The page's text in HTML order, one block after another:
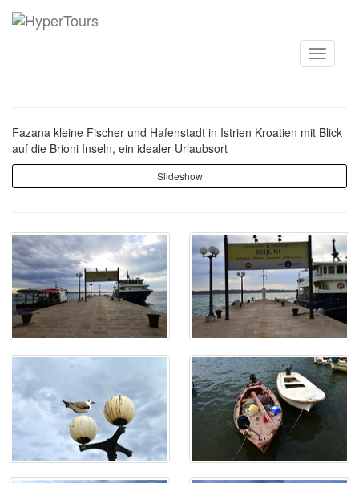
Toggle
Fazana kleine Fischer und Hafenstadt in Istrien Kroatien mit Blick
auf die Brioni Inseln, ein idealer Urlaubsort
Slideshow